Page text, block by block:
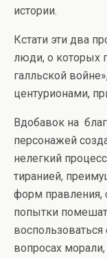
истории.
Кстати эти два
люди, о которых
галльской
центурионами,
Вдобавок на
персонажей
нелегкий
тиранией,
форм правления,
попытки
вопросах